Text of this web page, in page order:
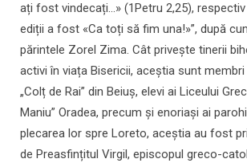
ați fost vindecați...» (1Petru 2,25),
ediții a fost «Ca toți să fim una!»”, după
părintele Zorel Zima. Cât privește tinerii
activi în viața Bisericii, aceștia sunt membri
„Colț de Rai” din Beiuș, elevi ai Liceului
Maniu” Oradea, precum și enoriași ai
plecarea lor spre Loreto, aceștia au fost
de Preasfințitul Virgil, episcopul greco-